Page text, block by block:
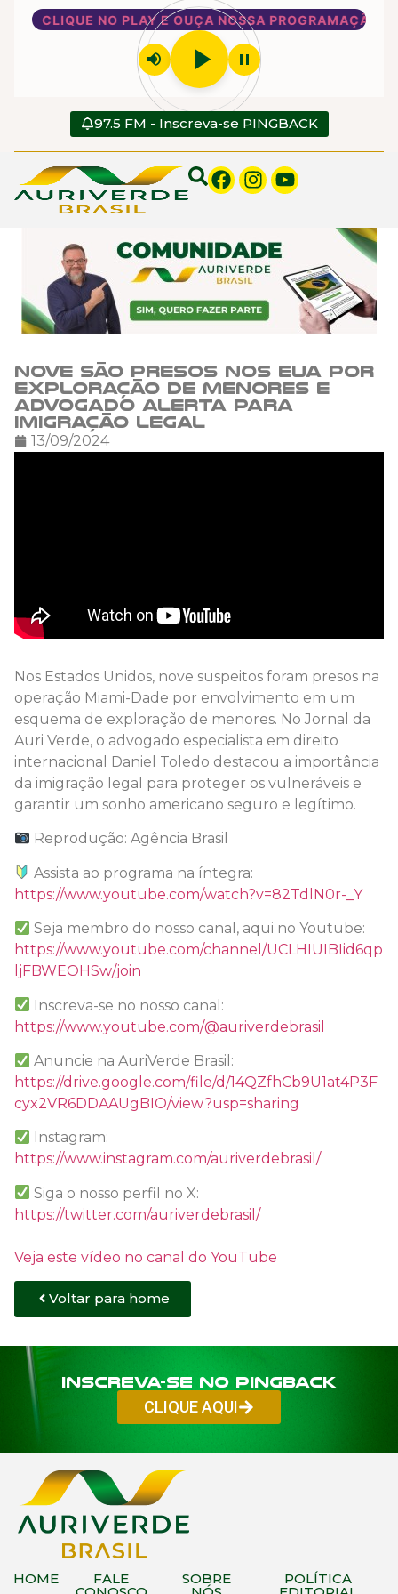
CLIQUE NO PLAY E OUÇA NOSSA PROGRAMAÇÃO
volume_up play_arrow pause
97.5 FM - Inscreva-se PINGBACK
Nove são presos nos EUA por
exploração de menores e
advogado alerta para
imigração legal
13/09/2024
Nos Estados Unidos, nove suspeitos foram presos na
operação Miami-Dade por envolvimento em um
esquema de exploração de menores. No Jornal da
Auri Verde, o advogado especialista em direito
internacional Daniel Toledo destacou a importância
da imigração legal para proteger os vulneráveis e
garantir um sonho americano seguro e legítimo.
Reprodução: Agência Brasil
Assista ao programa na íntegra:
https://www.youtube.com/watch?v=82TdlN0r-_Y
Seja membro do nosso canal, aqui no Youtube:
https://www.youtube.com/channel/UCLHIUIBIid6qp
ljFBWEOHSw/join
Inscreva-se no nosso canal:
https://www.youtube.com/@auriverdebrasil
Anuncie na AuriVerde Brasil:
https://drive.google.com/file/d/14QZfhCb9U1at4P3F
cyx2VR6DDAAUgBIO/view?usp=sharing
Instagram:
https://www.instagram.com/auriverdebrasil/
Siga o nosso perfil no X:
https://twitter.com/auriverdebrasil/
Veja este vídeo no canal do YouTube
Voltar para home
Inscreva-se no PINGBACK
CLIQUE AQUI
HOME FALE SOBRE POLÍTICA